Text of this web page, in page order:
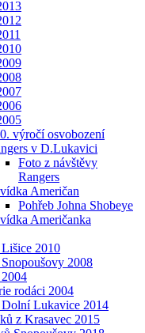
výročí osvobození
v D.Lukavici
Foto z návštěvy
Rangers
Američan
Pohřeb Johna Shobeye
Američanka
2010
2008
rodáci 2004
Dolní Lukavice 2014
z Krasavec 2015